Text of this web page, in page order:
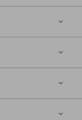
aan